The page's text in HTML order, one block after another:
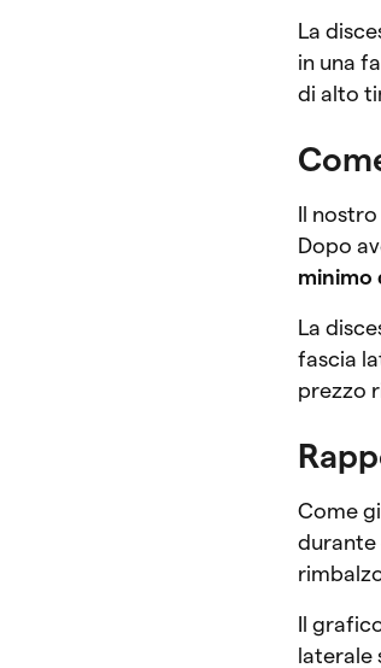
La
in una
di alto
Il
Dopo
minimo
La
fascia
prezzo
Come
durante
Il
laterale